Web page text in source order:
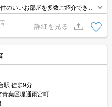
のいいお部屋を多数ご紹介できま
ンハウジングへ
詳細を見る
駅 徒歩9分
青葉区堤通雨宮町